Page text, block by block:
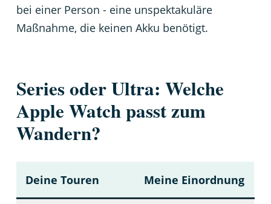
bei einer Person - eine unspektakuläre
Maßnahme, die keinen Akku benötigt.
Series oder Ultra: Welche
Apple Watch passt zum
Wandern?
Deine Touren Meine Einordnung